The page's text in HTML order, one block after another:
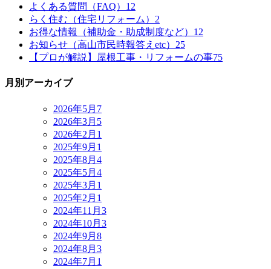
よくある質問（FAQ） 12
らく住む（住宅リフォーム） 2
お得な情報（補助金・助成制度など） 12
お知らせ（高山市民時報答えetc） 25
【プロが解説】屋根工事・リフォームの事75
月別アーカイブ
2026年5月 7
2026年3月 5
2026年2月 1
2025年9月 1
2025年8月 4
2025年5月 4
2025年3月 1
2025年2月 1
2024年11月 3
2024年10月 3
2024年9月 8
2024年8月 3
2024年7月 1